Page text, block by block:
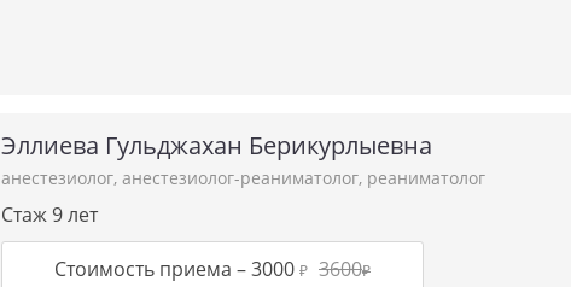
Эллиева Гульджахан Берикурлыевна
анестезиолог, анестезиолог-реаниматолог, реаниматолог
Стаж 9 лет
Стоимость приема –3000 ₽ 3600₽